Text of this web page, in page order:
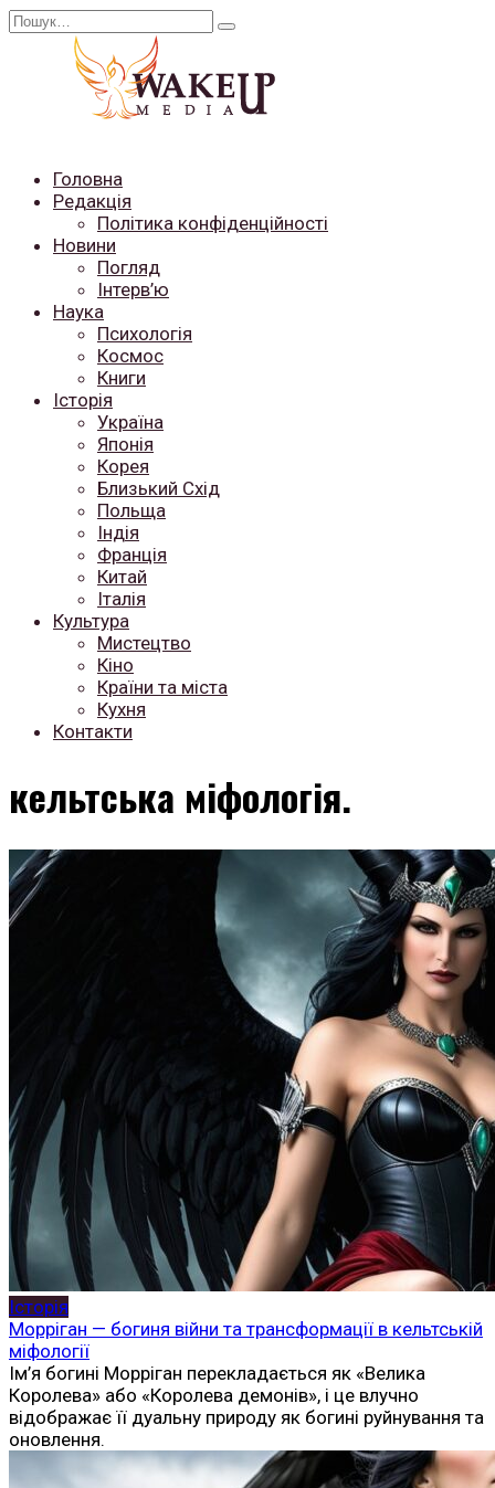
Перейти
Search
Головна
Редакція
Політика конфіденційності
Новини
Погляд
Інтерв’ю
Наука
Психологія
Космос
Книги
Історія
Україна
Японія
Корея
Близький Схід
Польща
Індія
Франція
Китай
Італія
Культура
Мистецтво
Кіно
Країни та міста
Кухня
Контакти
кельтська міфологія.
Історія
Морріган — богиня війни та трансформації в кельтській
міфології
Ім’я богині Морріган перекладається як «Велика
Королева» або «Королева демонів», і це влучно
відображає її дуальну природу як богині руйнування та
оновлення.